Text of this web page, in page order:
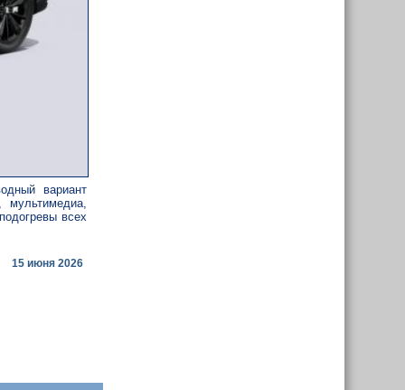
вариант
всех
15 июня 2026